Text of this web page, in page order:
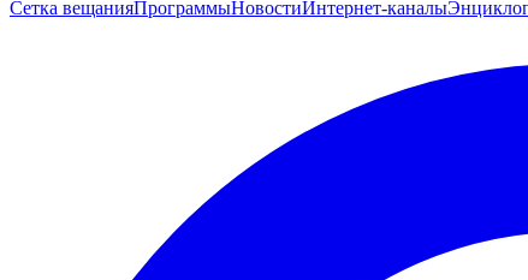
Сетка вещанияПрограммыНовостиИнтернет-каналы